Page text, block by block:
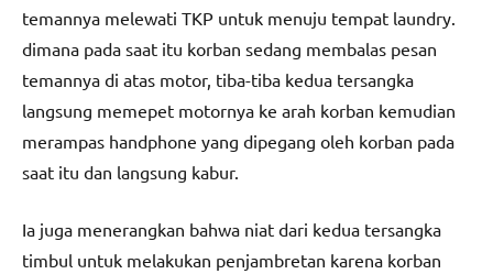
temannya melewati TKP untuk menuju tempat laundry.
dimana pada saat itu korban sedang membalas pesan
temannya di atas motor, tiba-tiba kedua tersangka
langsung memepet motornya ke arah korban kemudian
merampas handphone yang dipegang oleh korban pada
saat itu dan langsung kabur.
Ia juga menerangkan bahwa niat dari kedua tersangka
timbul untuk melakukan penjambretan karena korban